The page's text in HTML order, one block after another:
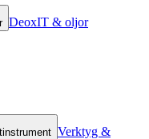
DeoxIT & oljor
Verktyg &